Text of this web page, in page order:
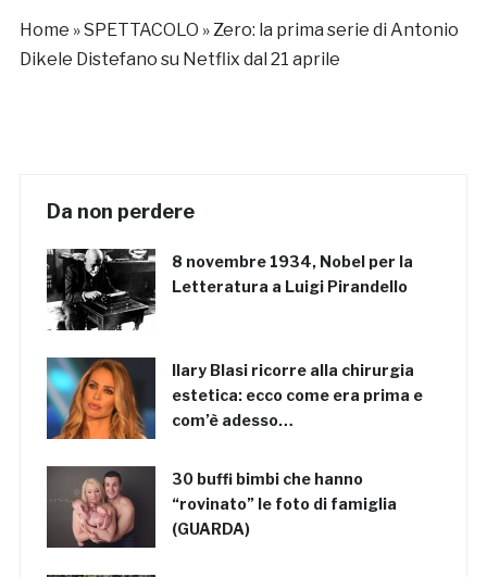
Home »SPETTACOLO »Zero: la prima serie di Antonio
Dikele Distefano su Netflix dal 21 aprile
Da non perdere
8 novembre 1934, Nobel per la
Letteratura a Luigi Pirandello
Ilary Blasi ricorre alla chirurgia
estetica: ecco come era prima e
com’è adesso…
30 buffi bimbi che hanno
“rovinato” le foto di famiglia
(GUARDA)